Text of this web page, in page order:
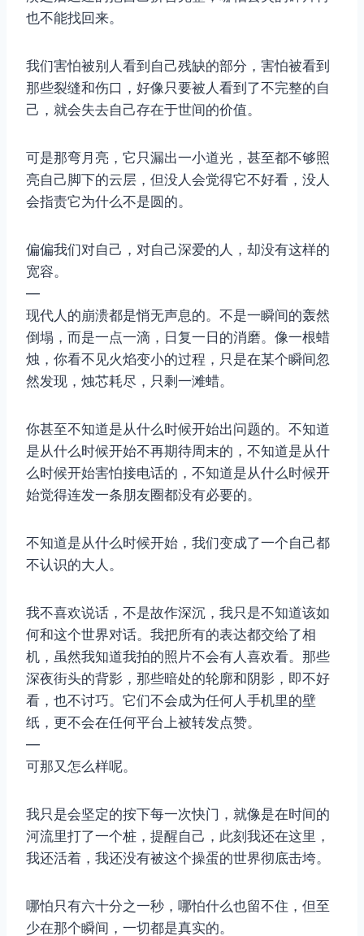
也不能找回来。
我们害怕被别人看到自己残缺的部分，害怕被看到
那些裂缝和伤口，好像只要被人看到了不完整的自
己，就会失去自己存在于世间的价值。
可是那弯月亮，它只漏出一小道光，甚至都不够照
亮自己脚下的云层，但没人会觉得它不好看，没人
会指责它为什么不是圆的。
偏偏我们对自己，对自己深爱的人，却没有这样的
宽容。
—
现代人的崩溃都是悄无声息的。不是一瞬间的轰然
倒塌，而是一点一滴，日复一日的消磨。像一根蜡
烛，你看不见火焰变小的过程，只是在某个瞬间忽
然发现，烛芯耗尽，只剩一滩蜡。
你甚至不知道是从什么时候开始出问题的。不知道
是从什么时候开始不再期待周末的，不知道是从什
么时候开始害怕接电话的，不知道是从什么时候开
始觉得连发一条朋友圈都没有必要的。
不知道是从什么时候开始，我们变成了一个自己都
不认识的大人。
我不喜欢说话，不是故作深沉，我只是不知道该如
何和这个世界对话。我把所有的表达都交给了相
机，虽然我知道我拍的照片不会有人喜欢看。那些
深夜街头的背影，那些暗处的轮廓和阴影，即不好
看，也不讨巧。它们不会成为任何人手机里的壁
纸，更不会在任何平台上被转发点赞。
—
可那又怎么样呢。
我只是会坚定的按下每一次快门，就像是在时间的
河流里打了一个桩，提醒自己，此刻我还在这里，
我还活着，我还没有被这个操蛋的世界彻底击垮。
哪怕只有六十分之一秒，哪怕什么也留不住，但至
少在那个瞬间，一切都是真实的。
取消 搜索